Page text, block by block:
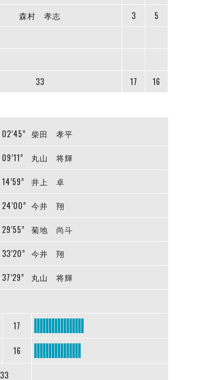
森村 孝志 3 5
33 17 16
02’45” 柴田 孝平
09’11” 丸山 将輝
14’59” 井上 卓
24’00” 今井 翔
29’55” 菊地 尚斗
33’20” 今井 翔
37’29” 丸山 将輝
17
16
33